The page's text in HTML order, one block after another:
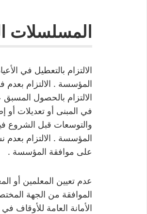
المسلسلات
الالتزام بالتعطيل في
المؤسسة . الالتزام
الالتزام بالحصول
في المبنى أو تعديلات
والتوسعات قبل الشروع
المؤسسة . الالتزام بعدم
على موافقة المؤسسة .
عدم تعيين المعلمين أو
الأمانة العامة للأوقاف